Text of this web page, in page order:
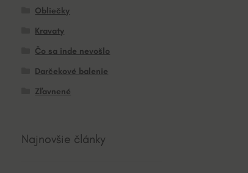
Obliečky
Kravaty
Čo sa inde nevošlo
Darčekové balenie
Zľavnené
Najnovšie články